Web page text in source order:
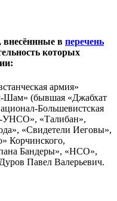
внесённные в перечень
которых
армия»
(бывшая «Джабхат
Большевистская
«Талибан»,
«Свидетели Иеговы»,
Корчинского,
Бандеры», «НСО»,
Павел Валерьевич.